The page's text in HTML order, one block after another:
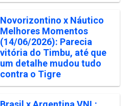
Novorizontino x Náutico
Melhores Momentos
(14/06/2026): Parecia
vitória do Timbu, até que
um detalhe mudou tudo
contra o Tigre